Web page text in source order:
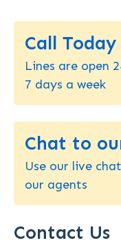
Call Today
Lines are open
7 days a week
Chat to
Use our live
our agents
Contact Us